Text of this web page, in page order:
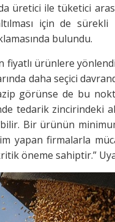
üretici ile tüketici
için de
bulundu.
fiyatlı ürünlere
daha seçici
görünse de bu
tedarik zincirindeki
Bir ürünün
yapan firmalarla
öneme sahiptir.”